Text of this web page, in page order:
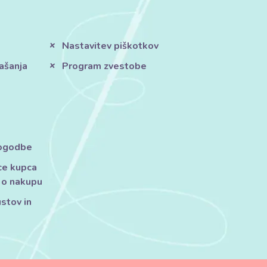
kupca
nakupu
in
Nastavitev piškotkov
Program zvestobe